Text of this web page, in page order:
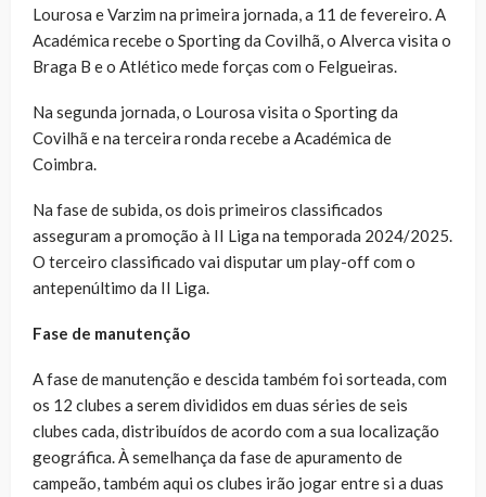
Lourosa e Varzim na primeira jornada, a 11 de fevereiro. A
Académica recebe o Sporting da Covilhã, o Alverca visita o
Braga B e o Atlético mede forças com o Felgueiras.
Na segunda jornada, o Lourosa visita o Sporting da
Covilhã e na terceira ronda recebe a Académica de
Coimbra.
Na fase de subida, os dois primeiros classificados
asseguram a promoção à II Liga na temporada 2024/2025.
O terceiro classificado vai disputar um play-off com o
antepenúltimo da II Liga.
Fase de manutenção
A fase de manutenção e descida também foi sorteada, com
os 12 clubes a serem divididos em duas séries de seis
clubes cada, distribuídos de acordo com a sua localização
geográfica. À semelhança da fase de apuramento de
campeão, também aqui os clubes irão jogar entre si a duas